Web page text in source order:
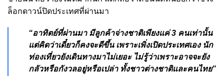
ล็อกดาวน์ปิดประเทศที่ผ่านมา
“อาทิตย์ที่ผ่านมา มีลูกค้าจ่างชาติเพียงแค่ 3 คนเท่านั้น
แต่คิดว่าเดี๋ยวก็คงจะดีขึ้น เพราะเพิ่งเปิดประเทศเอง นัก
ท่องเที่ยวยังเดินทางมาไม่เยอะ ไม่รู้ว่าเพราะอาจจะยัง
กลัวหรือกังวลอยู่หรือเปล่า ทั้งชาวต่างชาติและคนไทย”